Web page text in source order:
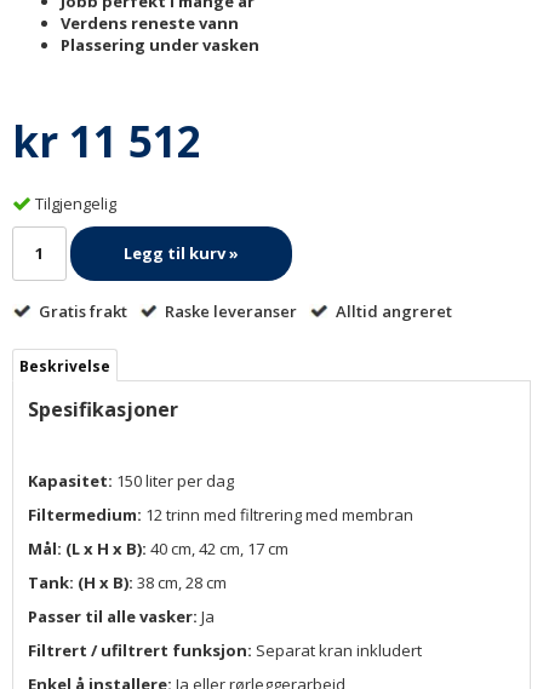
Verdens reneste vann
Plassering under vasken
kr 11 512
Tilgjengelig
Legg til kurv »
Gratis frakt Raske leveranser Alltid angreret
Beskrivelse
Spesifikasjoner
Kapasitet: 150 liter per dag
Filtermedium: 12 trinn med filtrering med membran
Mål: (L x H x B): 40 cm, 42 cm, 17 cm
Tank: (H x B): 38 cm, 28 cm
Passer til alle vasker: Ja
Filtrert / ufiltrert funksjon: Separat kran inkludert
Enkel å installere: Ja eller rørleggerarbeid